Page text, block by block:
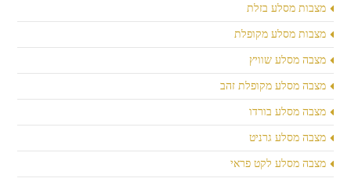
מצבות מסלע בזלת
מצבות מסלע מקופלת
מצבה מסלע שוויץ
מצבה מסלע מקופלת זהב
מצבה מסלע בורדו
מצבה מסלע גרניט
מצבה מסלע לקט פראי